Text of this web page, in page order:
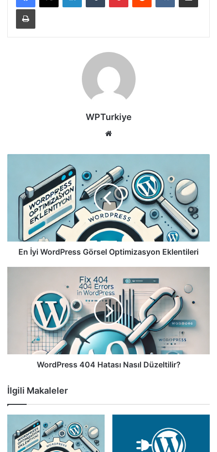
Yazdır
WPTurkiye
Görsel
Optimizasyon
Eklentileri
En İyi WordPress Görsel Optimizasyon Eklentileri
Düzeltilir?
WordPress 404 Hatası Nasıl Düzeltilir?
İlgili Makaleler